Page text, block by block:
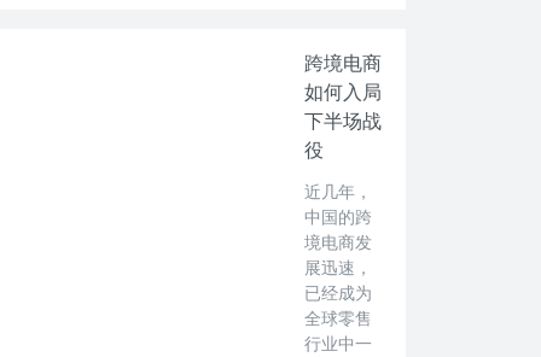
跨境电商
如何入局
下半场战
役
近几年，
中国的跨
境电商发
展迅速，
已经成为
全球零售
行业中一